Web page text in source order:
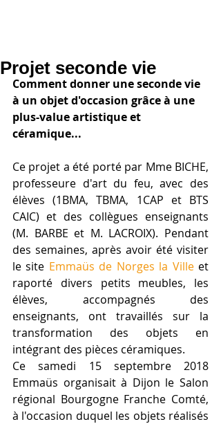
Projet seconde vie
Comment donner une seconde vie
à un objet d'occasion grâce à une
plus-value artistique et
céramique...
Ce projet a été porté par Mme BICHE,
professeure d'art du feu, avec des
élèves (1BMA, TBMA, 1CAP et BTS
CAIC) et des collègues enseignants
(M. BARBE et M. LACROIX). Pendant
des semaines, après avoir été visiter
le site Emmaüs de Norges la Ville et
raporté divers petits meubles, les
élèves, accompagnés des
enseignants, ont travaillés sur la
transformation des objets en
intégrant des pièces céramiques.
Ce samedi 15 septembre 2018
Emmaüs organisait à Dijon le Salon
régional Bourgogne Franche Comté,
à l'occasion duquel les objets réalisés